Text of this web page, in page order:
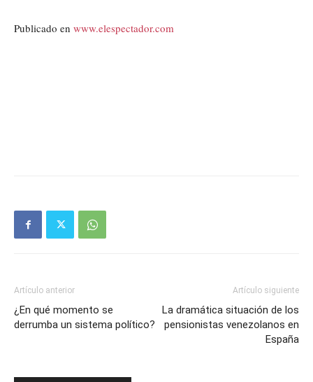
Publicado en www.elespectador.com
Artículo anterior
¿En qué momento se
derrumba un sistema político?
Artículo siguiente
La dramática situación de los
pensionistas venezolanos en
España